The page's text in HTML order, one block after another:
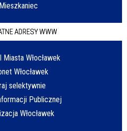
ADRESY WWW
Miasta Włocławek
Włocławek
selektywnie
Publicznej
Włocławek